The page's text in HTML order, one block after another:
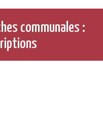
communales :